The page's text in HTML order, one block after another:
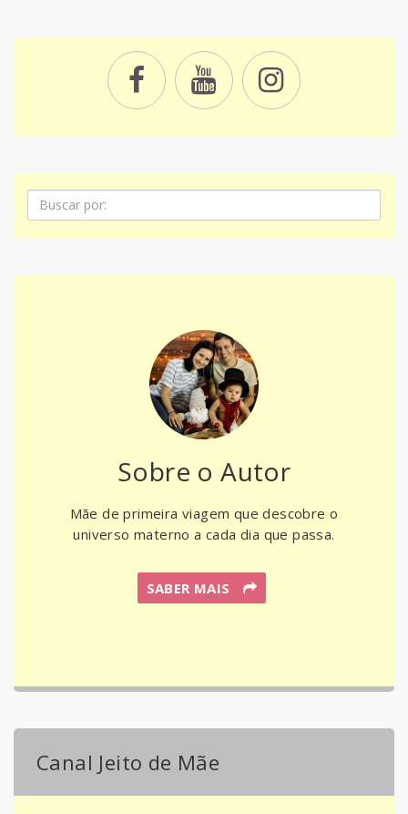
Pesquisa
Sobre o Autor
Mãe de primeira viagem que descobre o
universo materno a cada dia que passa.
SABER MAIS
Canal Jeito de Mãe